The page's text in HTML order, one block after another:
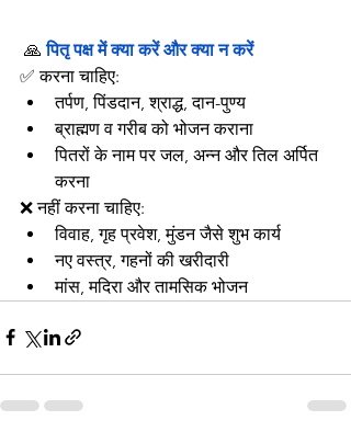
🙏 पितृ पक्ष में क्या करें और क्या न करें
✅ करना चाहिए:
तर्पण, पिंडदान, श्राद्ध, दान-पुण्य
ब्राह्मण व गरीब को भोजन कराना
पितरों के नाम पर जल, अन्न और तिल अर्पित
करना
❌ नहीं करना चाहिए:
विवाह, गृह प्रवेश, मुंडन जैसे शुभ कार्य
नए वस्त्र, गहनों की खरीदारी
मांस, मदिरा और तामसिक भोजन